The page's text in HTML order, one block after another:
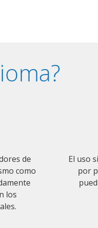
de
como
los
El uso
por